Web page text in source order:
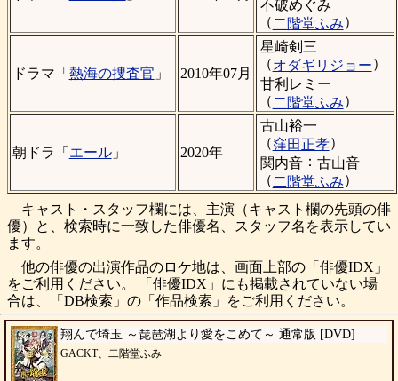
不破めぐみ
（ 二階堂ふみ）
ドラマ「 熱海の捜査官 」 2010年07月
星崎剣三
（オダギリジョー）
甘利レミー
（ 二階堂ふみ）
朝ドラ「 エール」 2020年
古山裕一
（窪田正孝）
関内音： 古山音
（ 二階堂ふみ）
キャスト・スタッフ欄には、主演（キャスト欄の先頭の俳
優）と、検索時に一致した俳優名、スタッフ名を表示してい
ます。
他の俳優の出演作品のロケ地は、画面上部の「俳優IDX」
をご利用ください。 「俳優IDX」にも掲載されていない場
合は、「DB検索」の「作品検索」をご利用ください。
翔んで埼玉 ～琵琶湖より愛をこめて～ 通常版 [DVD]
GACKT、二階堂ふみ